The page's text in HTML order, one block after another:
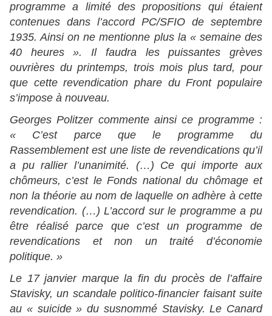
programme a limité des propositions qui étaient
contenues dans l’accord PC/SFIO de septembre
1935. Ainsi on ne mentionne plus la « semaine des
40 heures ». Il faudra les puissantes grèves
ouvrières du printemps, trois mois plus tard, pour
que cette revendication phare du Front populaire
s’impose à nouveau.
Georges Politzer commente ainsi ce programme :
« C’est parce que le programme du
Rassemblement est une liste de revendications qu’il
a pu rallier l’unanimité. (…) Ce qui importe aux
chômeurs, c’est le Fonds national du chômage et
non la théorie au nom de laquelle on adhère à cette
revendication. (…) L’accord sur le programme a pu
être réalisé parce que c’est un programme de
revendications et non un traité d’économie
politique. »
Le 17 janvier marque la fin du procès de l’affaire
Stavisky, un scandale politico-financier faisant suite
au « suicide » du susnommé Stavisky. Le Canard